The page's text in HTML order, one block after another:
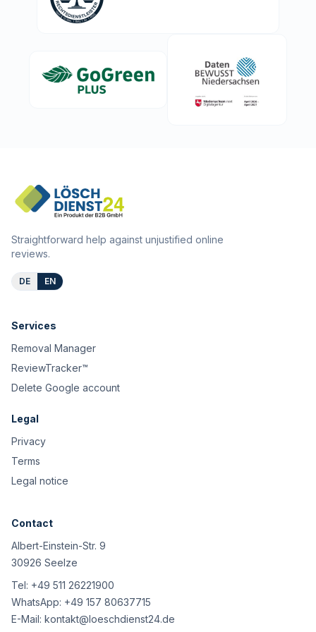
Straightforward help against unjustified online
reviews.
DE EN
Services
Removal Manager
ReviewTracker™
Delete Google account
Legal
Privacy
Terms
Legal notice
Contact
Albert-Einstein-Str. 9
30926 Seelze
Tel: +49 511 26221900
WhatsApp: +49 157 80637715
E-Mail: kontakt@loeschdienst24.de